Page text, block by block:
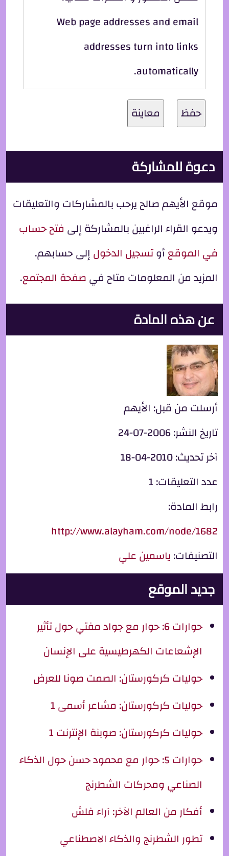
Web page addresses and email
addresses turn into links
automatically.
دعوة للمشاركة
موقع الأيهم صالح يرحب بالمشاركات والتعليقات
ويدعو القراء الراغبين بالمشاركة إلى فتح حساب
في الموقعأوتسجيل الدخولإلى حسابهم.
المزيد من المعلومات متاح فيصفحة المجتمع.
عن هذه المادة
أرسلت من قبل: الأيهم
تاريخ النشر:2006-07-24
آخر تحديث:2010-04-18
عدد التعليقات:1
رابط المادة:
http://www.alayham.com/node/1682
التصنيفات:ياسمين علي
جديد الموقع
حوارات 6: حوار مع جواد مفتي حول تأثير
الإشعاعات الكهرطيسية على الإنسان
حوليات كركورستان: الصمت صونا للعرض
حوليات كركورستان: مشاعر أسمى 1
حوليات كركورستان: صوبنة الإنترنت 1
حوارات 5: حوار مع محمود حسن حول الذكاء
الصناعي ومحركات الشطرنج
أفكار من العالم الآخر: آراء فلش
تطور الشطرنج والذكاء الاصطناعي